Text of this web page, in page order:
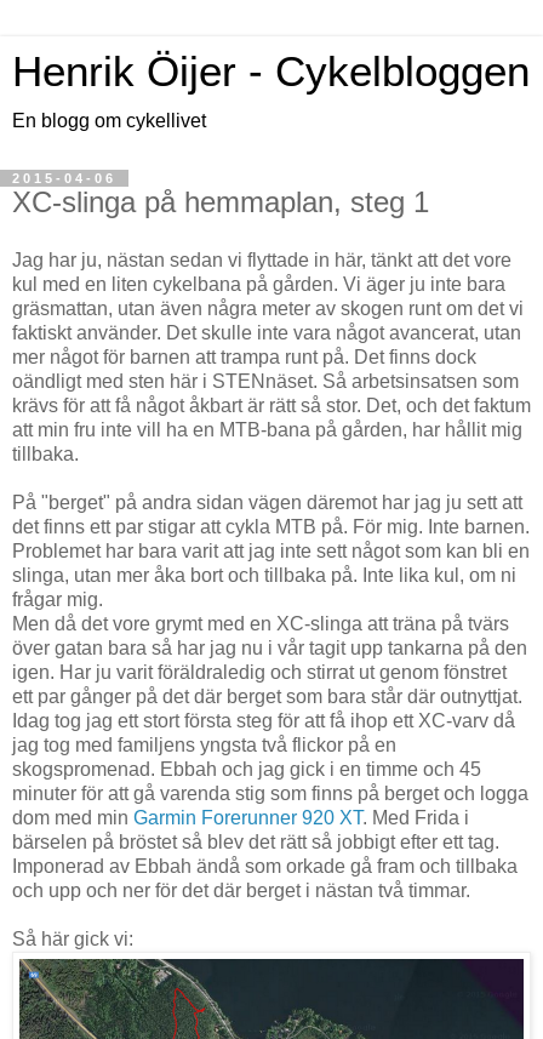
Henrik Öijer - Cykelbloggen
En blogg om cykellivet
2015-04-06
XC-slinga på hemmaplan, steg 1
Jag har ju, nästan sedan vi flyttade in här, tänkt att det vore
kul med en liten cykelbana på gården. Vi äger ju inte bara
gräsmattan, utan även några meter av skogen runt om det vi
faktiskt använder. Det skulle inte vara något avancerat, utan
mer något för barnen att trampa runt på. Det finns dock
oändligt med sten här i STENnäset. Så arbetsinsatsen som
krävs för att få något åkbart är rätt så stor. Det, och det faktum
att min fru inte vill ha en MTB-bana på gården, har hållit mig
tillbaka.
På "berget" på andra sidan vägen däremot har jag ju sett att
det finns ett par stigar att cykla MTB på. För mig. Inte barnen.
Problemet har bara varit att jag inte sett något som kan bli en
slinga, utan mer åka bort och tillbaka på. Inte lika kul, om ni
frågar mig.
Men då det vore grymt med en XC-slinga att träna på tvärs
över gatan bara så har jag nu i vår tagit upp tankarna på den
igen. Har ju varit föräldraledig och stirrat ut genom fönstret
ett par gånger på det där berget som bara står där outnyttjat.
Idag tog jag ett stort första steg för att få ihop ett XC-varv då
jag tog med familjens yngsta två flickor på en
skogspromenad. Ebbah och jag gick i en timme och 45
minuter för att gå varenda stig som finns på berget och logga
dom med min Garmin Forerunner 920 XT. Med Frida i
bärselen på bröstet så blev det rätt så jobbigt efter ett tag.
Imponerad av Ebbah ändå som orkade gå fram och tillbaka
och upp och ner för det där berget i nästan två timmar.
Så här gick vi: